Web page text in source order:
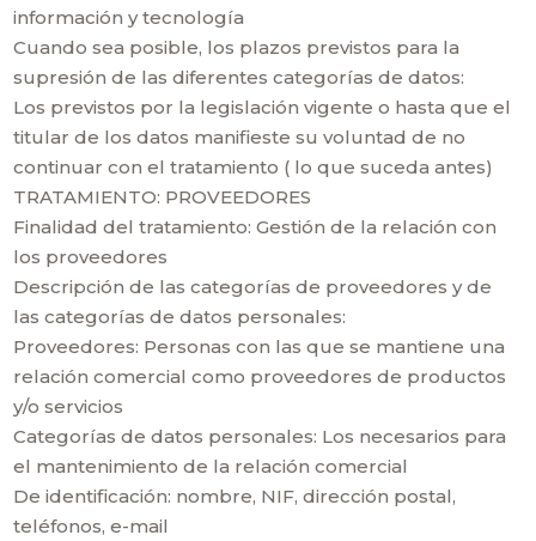
información y tecnología
Cuando sea posible, los plazos previstos para la
supresión de las diferentes categorías de datos:
Los previstos por la legislación vigente o hasta que el
titular de los datos manifieste su voluntad de no
continuar con el tratamiento ( lo que suceda antes)
TRATAMIENTO: PROVEEDORES
Finalidad del tratamiento: Gestión de la relación con
los proveedores
Descripción de las categorías de proveedores y de
las categorías de datos personales:
Proveedores: Personas con las que se mantiene una
relación comercial como proveedores de productos
y/o servicios
Categorías de datos personales: Los necesarios para
el mantenimiento de la relación comercial
De identificación: nombre, NIF, dirección postal,
teléfonos, e-mail